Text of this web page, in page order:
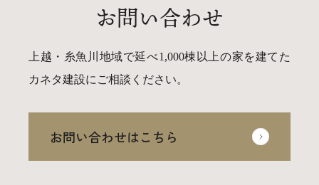
お問い合わせ
上越・糸魚川地域で延べ1,000棟以上の家を建てた
カネタ建設にご相談ください。
お問い合わせはこちら